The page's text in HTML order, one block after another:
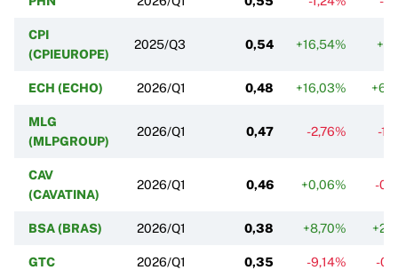
CPI
(CPIEUROPE)
2025/Q3 0,54 +16,54%
ECH (ECHO) 2026/Q1 0,48 +16,03%
MLG
(MLPGROUP)
2026/Q1 0,47 -2,76% -
CAV
(CAVATINA)
2026/Q1 0,46 +0,06% -
BSA (BRAS) 2026/Q1 0,38 +8,70%
GTC 2026/Q1 0,35 -9,14% -